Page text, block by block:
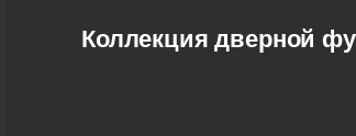
Коллекция дверной